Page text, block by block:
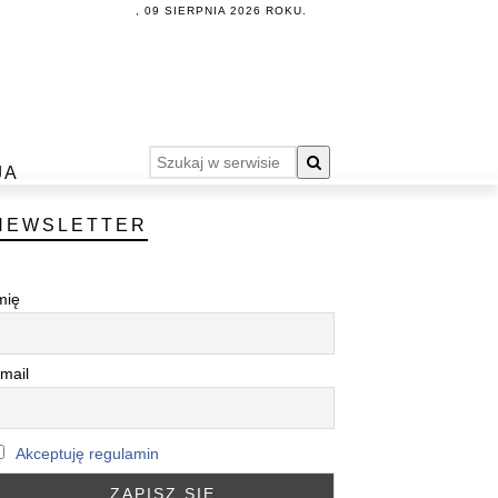
, 09 SIERPNIA 2026 ROKU.
Akceptuję regulamin